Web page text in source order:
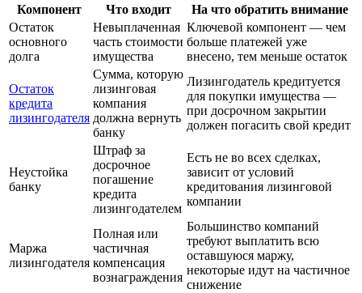
Компонент Что входит
На что обратить внимание
Остаток
основного
долга
Невыплаченная
часть стоимости
имущества
Ключевой компонент — чем
больше платежей уже
внесено, тем меньше остаток
Остаток
кредита
лизингодателя
Сумма, которую
лизинговая
компания
должна вернуть
банку
Лизингодатель кредитуется
для покупки имущества —
при досрочном закрытии
должен погасить свой кредит
Неустойка
банку
Штраф за
досрочное
погашение
кредита
лизингодателем
Есть не во всех сделках,
зависит от условий
кредитования лизинговой
компании
Маржа
лизингодателя
Полная или
частичная
компенсация
вознаграждения
Большинство компаний
требуют выплатить всю
оставшуюся маржу,
некоторые идут на частичное
снижение